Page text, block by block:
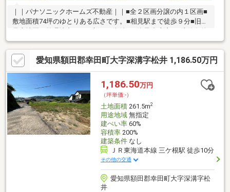
｜｜パナソニックホームズ不動産｜｜■全２区画分譲の内１区画■
敷地面積74坪のゆとりある広さです。■相見駅まで徒歩９分■旧相
はありません。建築プランに必要な測量図などお気軽に問い合わ
せください。■A区画は売却済みです■パナソニックホームズ建築
プランご相談ください。
愛知県額田郡幸田町大字深溝字松井 1,186.50万円
1,186.50万円
（坪単価:-）
土地面積261.5m2
用途地域無指定
建ぺい率60%
容積率200%
建築条件なし
ＪＲ東海道本線 三ケ根駅 徒歩10分
その他の交通
愛知県額田郡幸田町大字深溝字松
井